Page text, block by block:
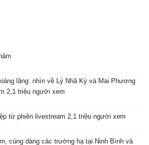
lặng: nhìn về Lý Nhã Kỳ và Mai Phương
2,1 triệu người xem
từ phiên livestream 2,1 triệu người xem
cúng dàng các trường hạ tại Ninh Bình và